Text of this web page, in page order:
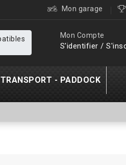
Mon garage
Mon Compte
S'identifier /
TRANSPORT - PADDOCK